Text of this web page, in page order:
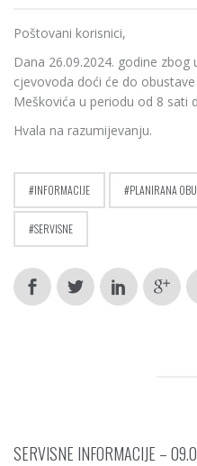
Poštovani korisnici,
Dana 26.09.2024. godine
cjevovoda doći će do
Meškovića u periodu od 8 sati
Hvala na razumijevanju.
INFORMACIJE PLANIRANA
SERVISNE
SERVISNE INFORMACIJE –